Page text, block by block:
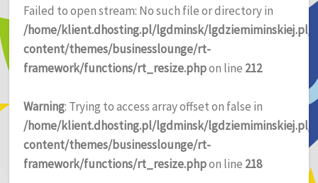
Failed to open stream: No such file or directory in
/home/klient.dhosting.pl/lgdminsk/
content/themes/businesslounge/rt-
framework/functions/rt_resize.phpon line 212
Warning: Trying to access array offset on false in
/home/klient.dhosting.pl/lgdminsk/
content/themes/businesslounge/rt-
framework/functions/rt_resize.phpon line 218